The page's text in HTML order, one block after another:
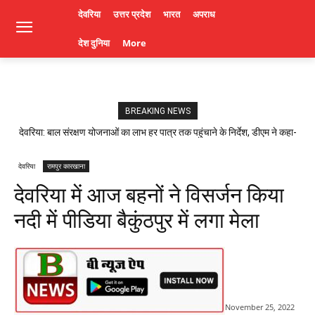
देवरिया उत्तर प्रदेश भारत अपराध
देश दुनिया More
BREAKING NEWS
देवरिया: बाल संरक्षण योजनाओं का लाभ हर पात्र तक पहुंचाने के निर्देश, डीएम ने कहा-
देवरिया रामपुर कारखाना
देवरिया में आज बहनों ने विसर्जन किया
नदी में पीडिया बैकुंठपुर में लगा मेला
November 25, 2022